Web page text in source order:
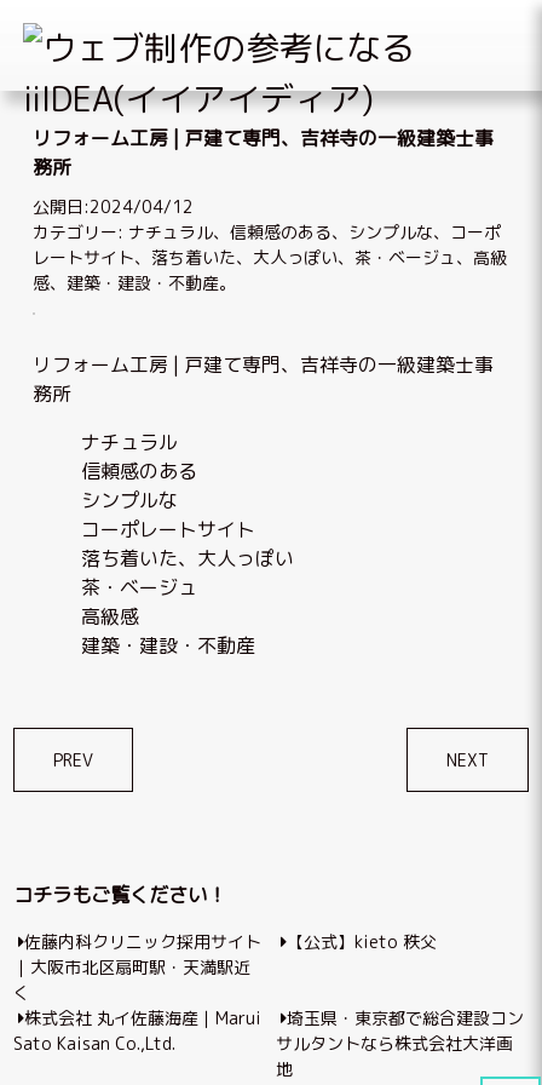
Skip
content
リフォーム工房 | 戸建て専門、吉祥寺の一級建築士事
務所
公開日:2024/04/12
カテゴリー: ナチュラル、信頼感のある、 シンプルな、 コーポ
レートサイト、 落ち着いた、大人っぽい、 茶・ベージュ、 高級
感、 建築・建設・不動産。
リフォーム工房 | 戸建て専門、吉祥寺の一級建築士事
務所
ナチュラル
信頼感のある
シンプルな
コーポレートサイト
落ち着いた、大人っぽい
茶・ベージュ
高級感
建築・建設・不動産
稿
ゲ
ー
シ
ョ
PREV NEXT
コチラもご覧ください！
佐藤内科クリニック採用サイト
｜大阪市北区扇町駅・天満駅近
く
【公式】kieto 秩父
株式会社 丸イ佐藤海産｜Marui
Sato Kaisan Co.,Ltd.
埼玉県・東京都で総合建設コン
サルタントなら株式会社大洋画
地